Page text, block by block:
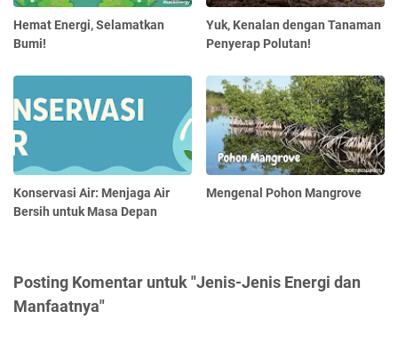
Hemat Energi, Selamatkan
Bumi!
Yuk, Kenalan dengan Tanaman
Penyerap Polutan!
Konservasi Air: Menjaga Air
Bersih untuk Masa Depan
Mengenal Pohon Mangrove
Posting Komentar untuk "Jenis-Jenis Energi dan
Manfaatnya"